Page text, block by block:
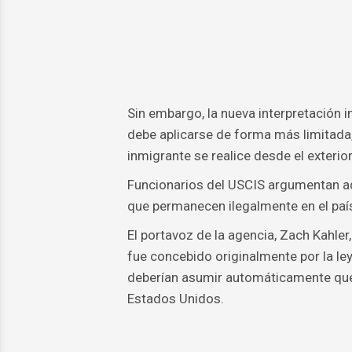
Sin embargo, la nueva interpretación
debe aplicarse de forma más
inmigrante se realice desde el
Funcionarios del USCIS argumentan
que permanecen ilegalmente en el
El portavoz de la agencia, Zach
fue concebido originalmente por la
deberían asumir automáticamente
Estados Unidos.